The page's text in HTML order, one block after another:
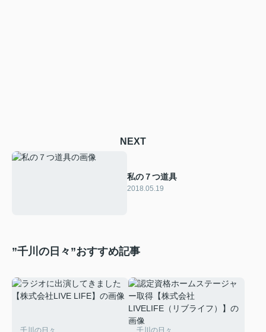
NEXT
私の７つ道具
2018.05.19
”千川の日々”おすすめ記事
千川の日々 千川の日々